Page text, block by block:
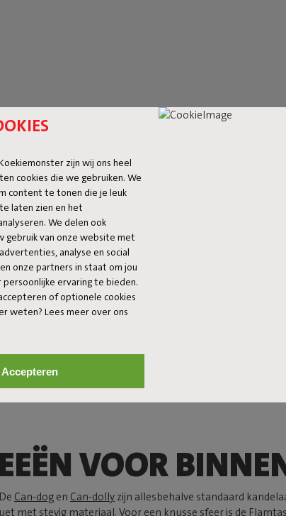
zijn wij ons heel
cookies die we gebruiken. We
content te tonen die je leuk
laten zien en het
We delen ook
gebruik van onze website met
analyse en social
onze partners in staat om jou
ervaring te bieden.
of optionele cookies
weten? Lees meer over ons
Accepteren
tafels maken elk moment net wat specialer.
Met de juiste mix geef je elke tafel een warme,
een doordeweekse lunch tot een lange avond
karakter. Kies jouw favorieten en maak van elke tafel
VOOR
Can-dog en Can-dolly zijn allesbehalve standaard
met stevig materiaal. Voor een knusse sfeer is de